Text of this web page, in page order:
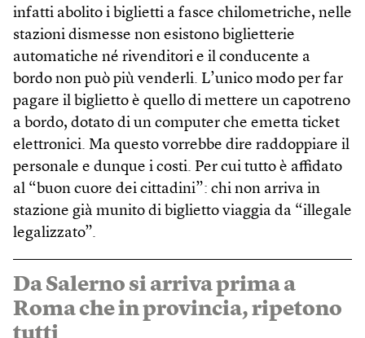
infatti abolito i biglietti a fasce chilometriche, nelle
stazioni dismesse non esistono biglietterie
automatiche né rivenditori e il conducente a
bordo non può più venderli. L’unico modo per far
pagare il biglietto è quello di mettere un capotreno
a bordo, dotato di un computer che emetta ticket
elettronici. Ma questo vorrebbe dire raddoppiare il
personale e dunque i costi. Per cui tutto è affidato
al “buon cuore dei cittadini”: chi non arriva in
stazione già munito di biglietto viaggia da “illegale
legalizzato”.
Da Salerno si arriva prima a
Roma che in provincia, ripetono
tutti